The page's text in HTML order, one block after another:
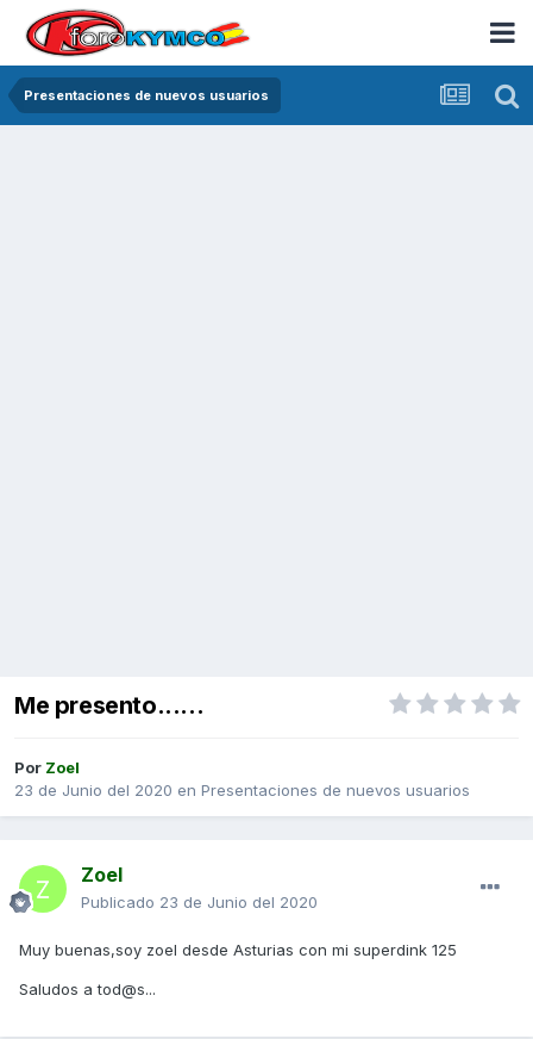
Presentaciones de nuevos usuarios
Me presento......
Por Zoel
23 de Junio del 2020 en Presentaciones de nuevos usuarios
Zoel
Publicado 23 de Junio del 2020
Muy buenas,soy zoel desde Asturias con mi superdink 125
Saludos a tod@s...